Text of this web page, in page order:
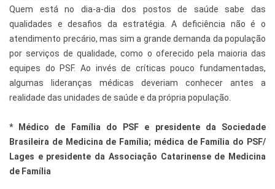
Quem está no dia-a-dia dos postos de saúde sabe das
qualidades e desafios da estratégia. A deficiência não é o
atendimento precário, mas sim a grande demanda da população
por serviços de qualidade, como o oferecido pela maioria das
equipes do PSF. Ao invés de críticas pouco fundamentadas,
algumas lideranças médicas deveriam conhecer antes a
realidade das unidades de saúde e da própria população.
* Médico de Família do PSF e presidente da Sociedade
Brasileira de Medicina de Família; médica de Família do PSF/
Lages e presidente da Associação Catarinense de Medicina
de Família